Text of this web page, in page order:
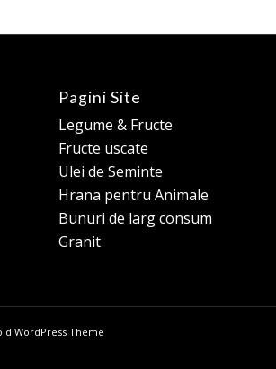
Pagini Site
Legume & Fructe
Fructe uscate
Ulei de Seminte
Hrana pentru Animale
Bunuri de larg consum
Granit
WordPress Theme